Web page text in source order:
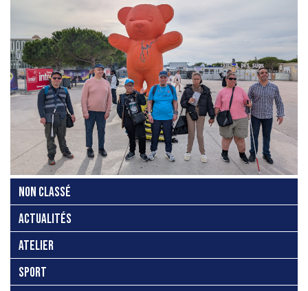
NON CLASSÉ
ACTUALITÉS
ATELIER
SPORT